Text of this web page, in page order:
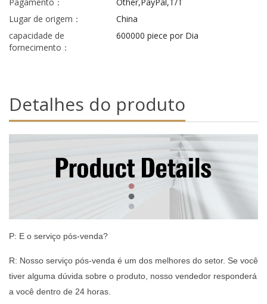
Lugar de origem：
China
capacidade de
fornecimento：
600000 piece por Dia
Detalhes do produto
P: E o serviço pós-venda?
R: Nosso serviço pós-venda é um dos melhores do setor. Se você
tiver alguma dúvida sobre o produto, nosso vendedor responderá
a você dentro de 24 horas.